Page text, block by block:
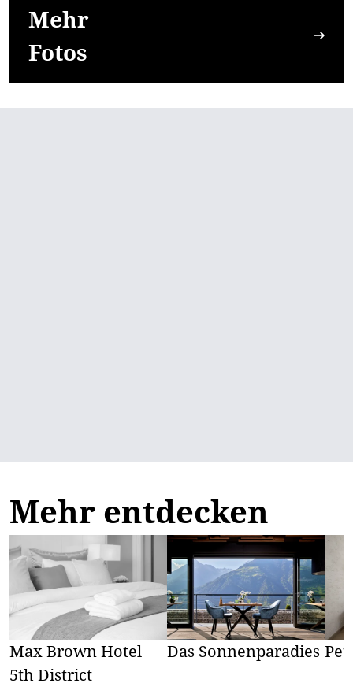
Mehr
Fotos
Mehr entdecken
Max Brown Hotel
5th District
Das Sonnenparadies